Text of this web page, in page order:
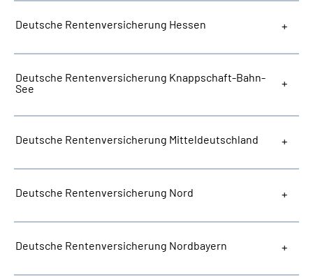
Deutsche Rentenversicherung Hessen
Deutsche Rentenversicherung Knappschaft-Bahn-
See
Deutsche Rentenversicherung Mitteldeutschland
Deutsche Rentenversicherung Nord
Deutsche Rentenversicherung Nordbayern